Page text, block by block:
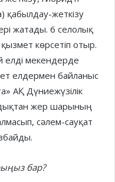
қабылдау-жеткізу
жатады. 6 селолық
көрсетіп отыр.
елді мекендерде
елдермен байланыс
АҚ Дүниежүзілік
жер шарының
сәлем-сауқат
бар?